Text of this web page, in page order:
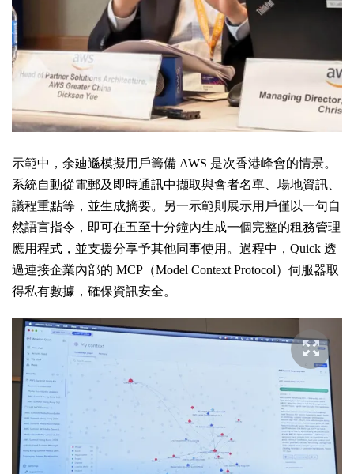
示範中，余廸遜模擬用戶籌備 AWS 是次香港峰會的情景。
系統自動從電郵及即時通訊中擷取與會者名單、場地資訊、
議程重點等，並生成摘要。另一示範則展示用戶僅以一句自
然語言指令，即可在五至十分鐘內生成一個完整的租務管理
應用程式，並支援分享予其他同事使用。過程中，Quick 透
過連接企業內部的 MCP（Model Context Protocol）伺服器取
得私有數據，確保資訊安全。